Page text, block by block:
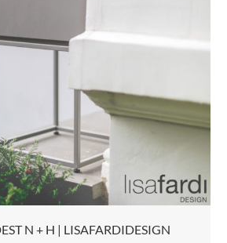
N + H | LISAFARDIDESIGN